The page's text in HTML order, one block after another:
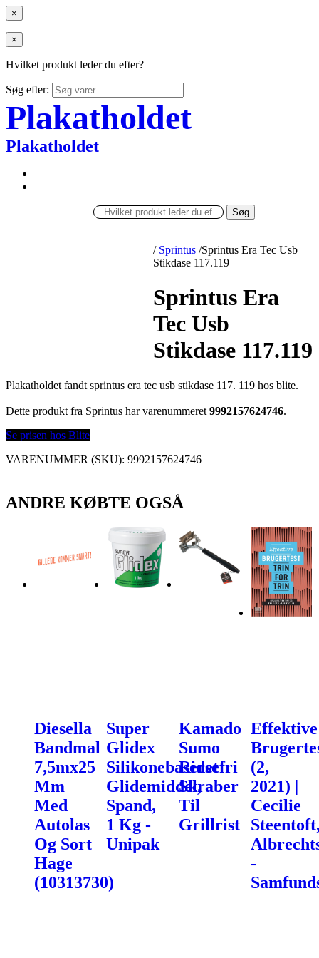
×
×
Hvilket produkt leder du efter?
Søg efter:
Plakatholdet
Plakatholdet
Søg
/ Sprintus /Sprintus Era Tec Usb
Stikdase 117.119
Sprintus Era
Tec Usb
Stikdase 117.119
Plakatholdet fandt sprintus era tec usb stikdase 117. 119 hos blite.
Dette produkt fra Sprintus har varenummeret 9992157624746.
Se prisen hos Blite
VARENUMMER (SKU): 9992157624746
ANDRE KØBTE OGSÅ
Diesella
Bandmal
7,5mx25
Mm
Med
Autolas
Og Sort
Hage
(10313730)
Super
Glidex
Silikonebaseret
Glidemiddel,
Spand,
1 Kg -
Unipak
Kamado
Sumo
Ridsefri
Skraber
Til
Grillrist
Effektive
(2,
2021) |
Cecilie
-